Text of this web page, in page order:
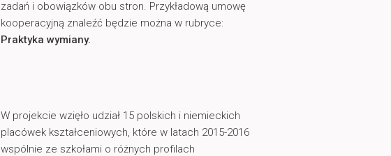
zadań i obowiązków obu stron. Przykładową umowę
kooperacyjną znaleźć będzie można w rubryce:
Praktyka wymiany.
W projekcie wzięło udział 15 polskich i niemieckich
placówek kształceniowych, które w latach 2015-2016
wspólnie ze szkołami o różnych profilach